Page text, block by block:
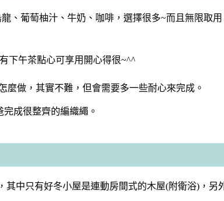
、葡萄柚汁、牛奶、咖啡，選擇很多~而且無限取用
下午茶點心可享用開心得很~^^
做，其實不難，但會需要多一些耐心來完成。
成很整齊的編織繩。
中只有好冬小屋是連動房間式的木屋(附衛浴)，另